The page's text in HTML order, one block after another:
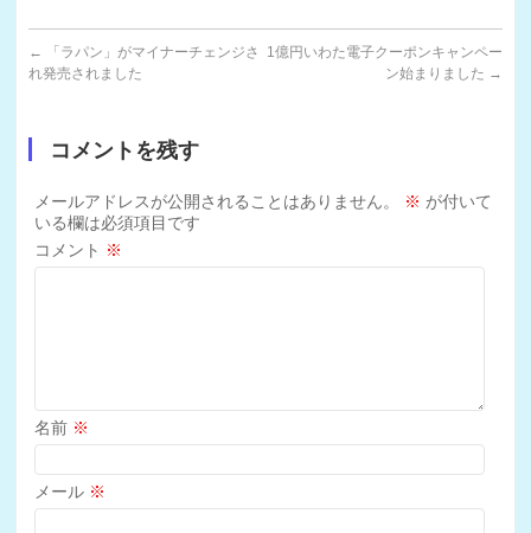
←
「ラパン」がマイナーチェンジさ
れ発売されました
1億円いわた電子クーポンキャンペー
ン始まりました →
コメントを残す
メールアドレスが公開されることはありません。 ※ が付いて
いる欄は必須項目です
コメント ※
名前 ※
メール ※